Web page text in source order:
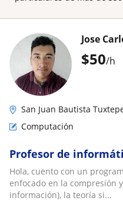
$50/h
Jose
San Juan Bautista
Computación
Profesor de
Hola, cuento con un
enfocado en la compresión
información), la teoría si...